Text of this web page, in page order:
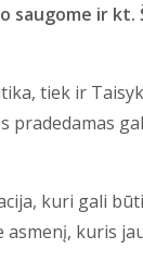
saugome ir
tiek ir
pradedamas
kuri gali
kuris